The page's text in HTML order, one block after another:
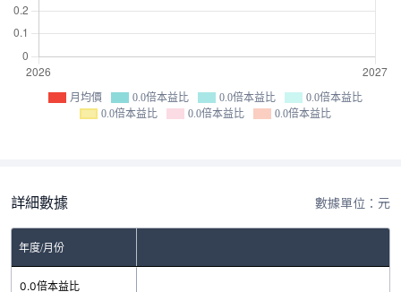
月均價 0.0倍本益比 0.0倍本益比
0.0倍本益比
0.0倍本益比
0.0倍本益比 0.0倍本益比
詳細數據 數據單位：元
年度/月份
0.0倍本益比